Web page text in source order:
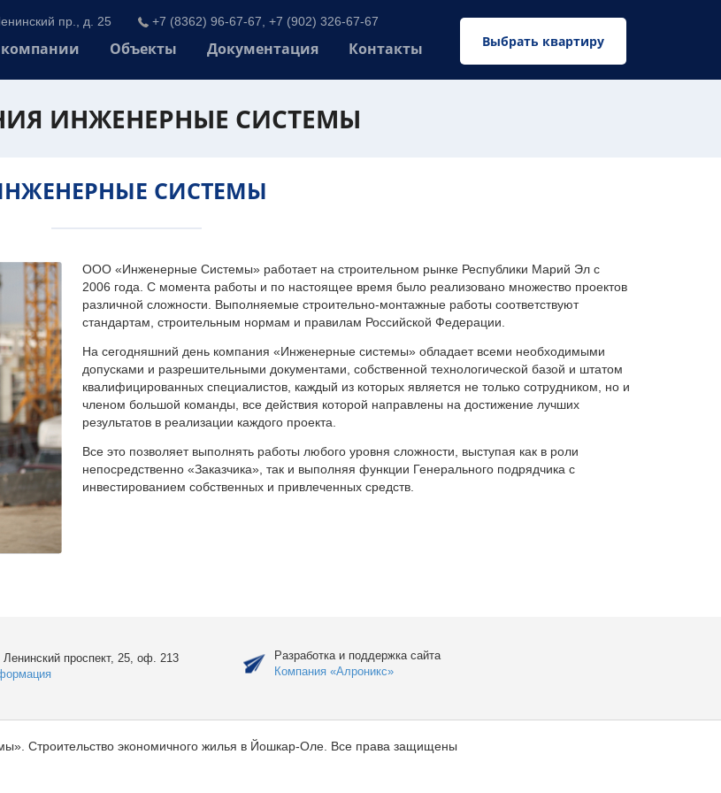
Выбрать квартиру
пр., д. 25 +7 (8362) 96-67-67, +7 (902) 326-67-67
Объекты Документация Контакты
ИНЖЕНЕРНЫЕ СИСТЕМЫ
СИСТЕМЫ
ООО «Инженерные Системы» работает на строительном рынке Республики Марий Эл с
2006 года. С момента работы и по настоящее время было реализовано множество проектов
различной сложности. Выполняемые строительно-монтажные работы соответствуют
стандартам, строительным нормам и правилам Российской Федерации.
На сегодняшний день компания «Инженерные системы» обладает всеми необходимыми
допусками и разрешительными документами, собственной технологической базой и штатом
квалифицированных специалистов, каждый из которых является не только сотрудником, но и
членом большой команды, все действия которой направлены на достижение лучших
результатов в реализации каждого проекта.
Все это позволяет выполнять работы любого уровня сложности, выступая как в роли
непосредственно «Заказчика», так и выполняя функции Генерального подрядчика с
инвестированием собственных и привлеченных средств.
проспект, 25, оф. 213
Разработка и поддержка сайта
Компания «Алроникс»
Строительство экономичного жилья в Йошкар-Оле. Все права защищены